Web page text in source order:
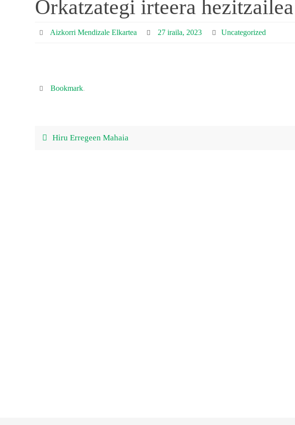
Orkatzategi irteera hezitzailea
Aizkorri Mendizale Elkartea 27 iraila, 2023 Uncategorized
Bookmark.
Hiru Erregeen Mahaia